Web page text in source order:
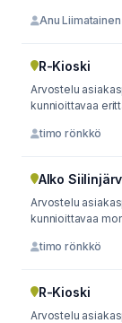
Anu Liimatainen
R-Kioski
Arvostelu
kunnioittavaa
timo rönkkö
Alko
Arvostelu
kunnioittavaa
timo rönkkö
R-Kioski
Arvostelu